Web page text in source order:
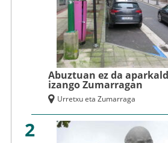
Abuztuan ez da
izango Zumarragan
Urretxu eta Zumarraga
2